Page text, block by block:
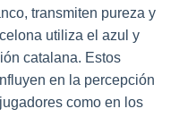
transmiten pureza y
utiliza el azul y
catalana. Estos
en la percepción
como en los